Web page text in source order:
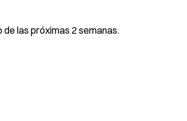
las próximas 2 semanas.